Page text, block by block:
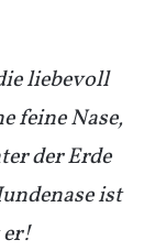
liebevoll
feine Nase,
der Erde
ist